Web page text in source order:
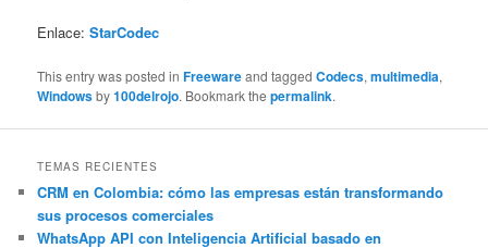
Enlace:StarCodec
This entry was posted inFreewareand taggedCodecs,multimedia,
Windowsby100delrojo. Bookmark thepermalink.
TEMAS RECIENTES
CRM en Colombia: cómo las empresas están transformando
sus procesos comerciales
WhatsApp API con Inteligencia Artificial basado en